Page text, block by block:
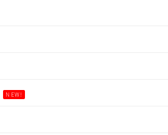
NEW!